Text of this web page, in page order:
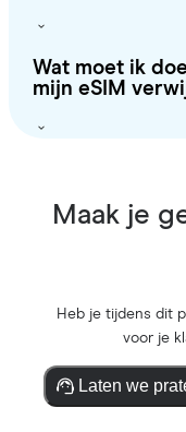
Wat moet ik
mijn eSIM
Maak je
Heb je tijdens dit
voor je
Laten we